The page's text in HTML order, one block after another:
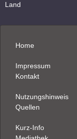
Land
Home
Impressum
Kontakt
Nutzungshinweis
Quellen
Kurz-Info